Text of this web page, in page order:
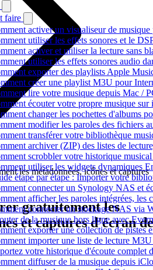
faire
activer un visualiseur de
utiliser les effets sonores et le
activer et utiliser la lecture sans
utiliser les effets sonores audio
exporter des playlists Apple
créer une playlist M3U pour
lire votre musique depuis Mac /
écouter votre propre musique sur
changer les pochettes d'albums
modifier les paroles des fichiers
transférer votre bibliothèque
archiver (ZIP) des listes de
scrobbler votre historique
utiliser les widgets dynamiques
étape par étape : Importer votre
connecter un Synology NAS et
afficher les paroles intégrées,
connecter un stockage NAS via
de la musique hors ligne avec
exporter une collection de
importer une liste de lecture
votre historique d'écoute complet
diffuser de la musique depuis
les métadonnées, icônes et captures
gratuitement les
et captures d'écran de